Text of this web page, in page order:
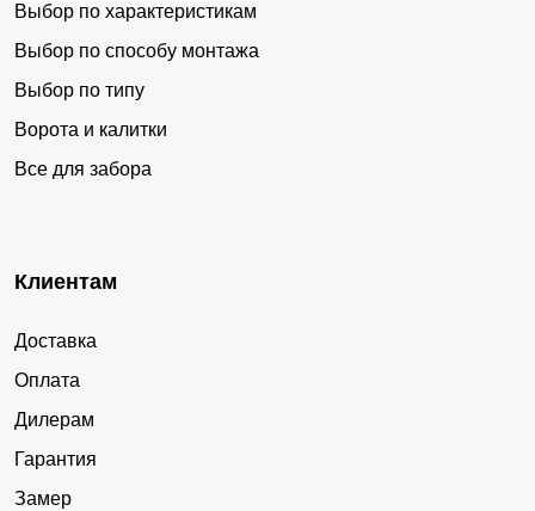
Выбор по характеристикам
Выбор по способу монтажа
Выбор по типу
Ворота и калитки
Все для забора
Клиентам
Доставка
Оплата
Дилерам
Гарантия
Замер